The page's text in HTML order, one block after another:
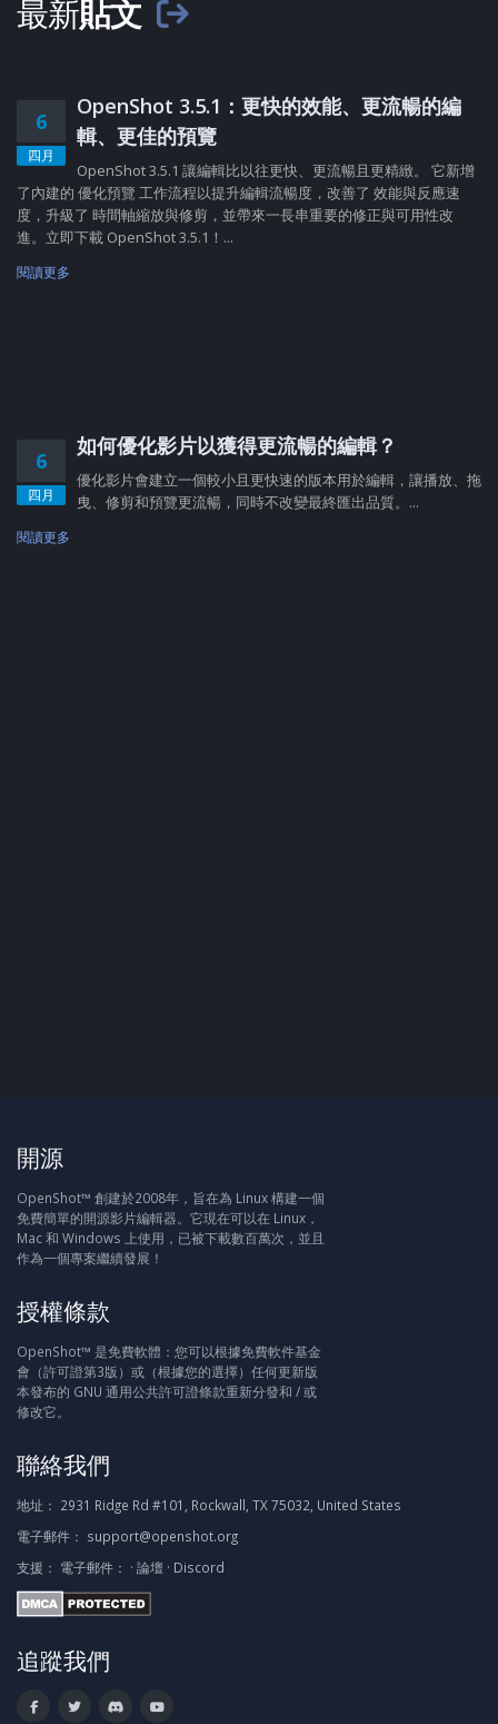
最新貼文
6
四月
OpenShot 3.5.1：更快的效能、更流暢的編
輯、更佳的預覽
OpenShot 3.5.1 讓編輯比以往更快、更流暢且更精緻。 它新增
了內建的 優化預覽 工作流程以提升編輯流暢度，改善了 效能與反應速
度，升級了 時間軸縮放與修剪，並帶來一長串重要的修正與可用性改
進。立即下載 OpenShot 3.5.1！...
閱讀更多
6
四月
如何優化影片以獲得更流暢的編輯？
優化影片會建立一個較小且更快速的版本用於編輯，讓播放、拖
曳、修剪和預覽更流暢，同時不改變最終匯出品質。...
閱讀更多
開源
OpenShot™ 創建於2008年，旨在為 Linux 構建一個
免費簡單的開源影片編輯器。它現在可以在 Linux，
Mac 和 Windows 上使用，已被下載數百萬次，並且
作為一個專案繼續發展！
授權條款
OpenShot™ 是免費軟體：您可以根據免費軟件基金
會（許可證第3版）或（根據您的選擇）任何更新版
本發布的 GNU 通用公共許可證條款重新分發和 / 或
修改它。
聯絡我們
地址： 2931 Ridge Rd #101, Rockwall, TX 75032, United States
電子郵件： support@openshot.org
支援： 電子郵件： · 論壇 · Discord
追蹤我們